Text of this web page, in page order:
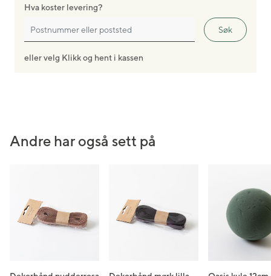
Hva koster levering?
Søk
eller velg Klikk og hent i kassen
Andre har også sett på